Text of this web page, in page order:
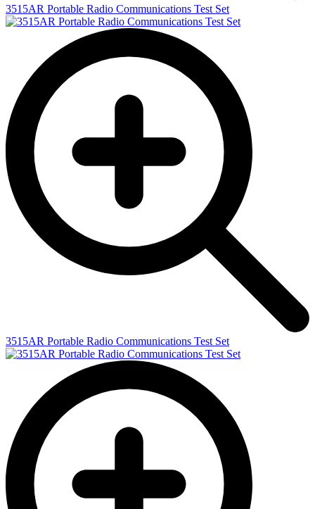
3515AR Portable Radio Communications Test Set
3515AR Portable Radio Communications Test Set